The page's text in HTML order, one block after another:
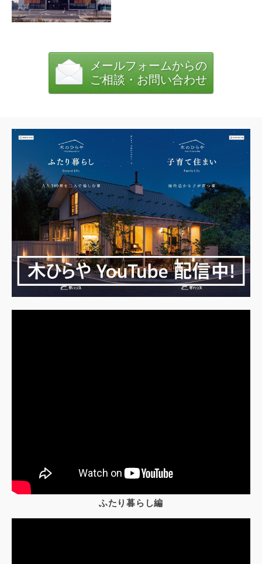
施工事例（店舗）
施工事例（その他）
家づくりの流れ
お問い合わせ
メールフォームからの
ご相談・お問い合わせ
ふたり暮らし編